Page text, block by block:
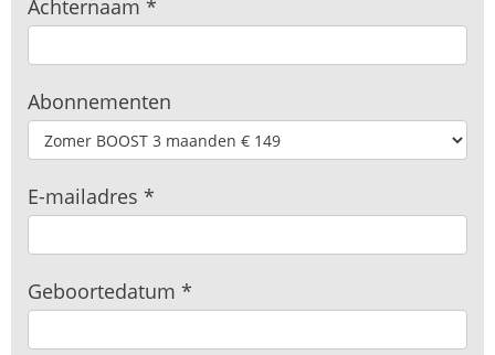
Achternaam *
Abonnementen
E-mailadres *
Geboortedatum *